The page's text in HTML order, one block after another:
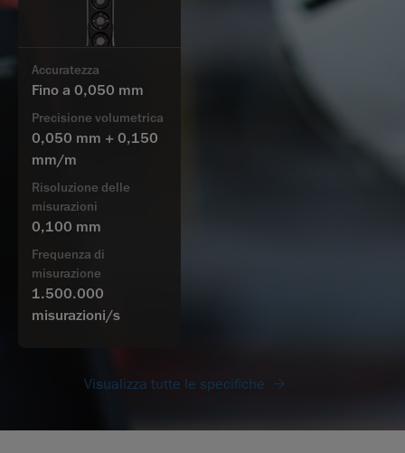
Accuratezza
Fino a 0,050 mm
Precisione volumetrica
0,050 mm + 0,150
mm/m
Risoluzione delle
misurazioni
0,100 mm
Frequenza di
misurazione
1.500.000
misurazioni/s
Visualizza tutte le specifiche